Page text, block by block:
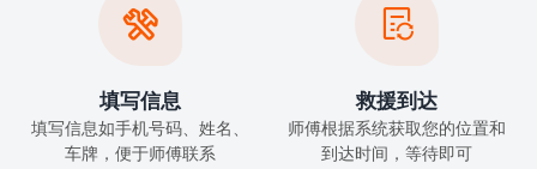

填写信息
填写信息如手机号码、姓名、
车牌，便于师傅联系

救援到达
师傅根据系统获取您的位置和
到达时间，等待即可